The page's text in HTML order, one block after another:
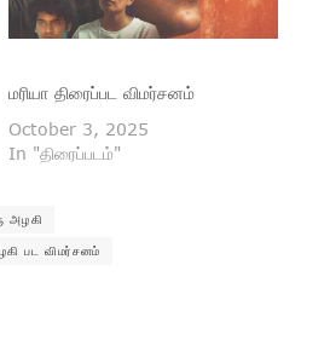
மரியா திரைப்பட விமர்சனம்
October 3, 2025
In "திரைப்படம்"
அழகி
பட விமர்சனம்